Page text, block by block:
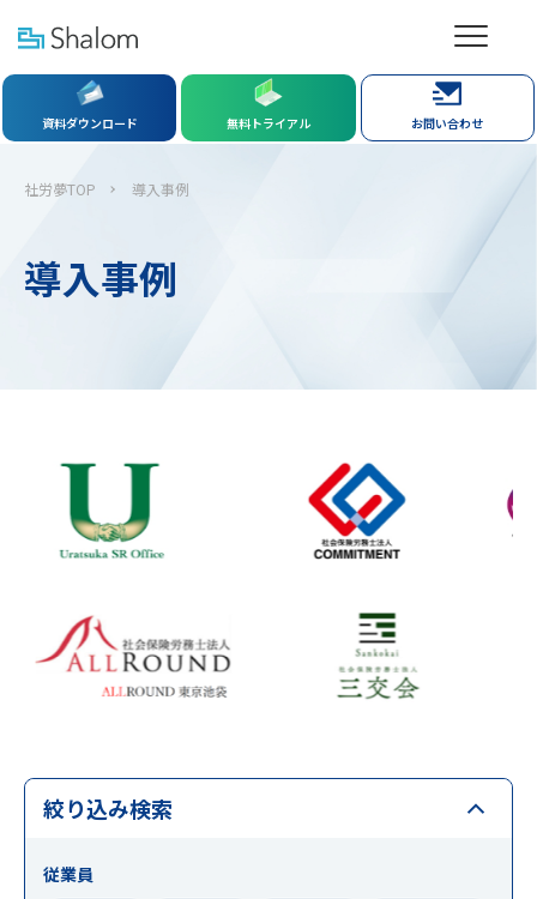
資料ダウンロード 無料トライアル お問い合わせ
社労夢TOP 導入事例
導入事例
絞り込み検索
従業員